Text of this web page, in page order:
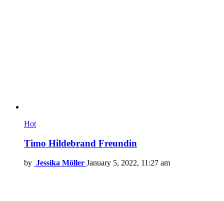
Hot
Timo Hildebrand Freundin
by Jessika Möller January 5, 2022, 11:27 am